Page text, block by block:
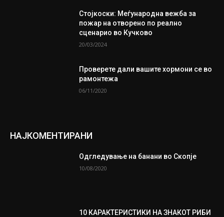
Стојкоски: Меѓународна вежба за
пожар на отворено по реално
сценарио во Кучково
20/03/2024
Проверете дали вашите хормони се во
рамонтежа
06/11/2020
НАЈКОМЕНТИРАНИ
Одгледување на банани во Скопје
10/08/2020
10 КАРАКТЕРИСТИКИ НА ЗНАКОТ РИБИ